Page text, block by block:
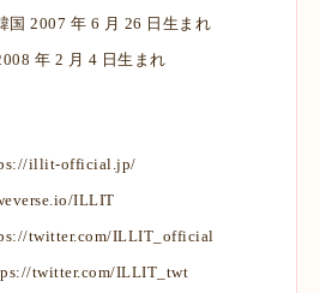
国 2007 年 6 月 26 日生まれ
年 2 月 4 日生まれ
illit-official.jp/
ILLIT
twitter.com/ILLIT_official
twitter.com/ILLIT_twt